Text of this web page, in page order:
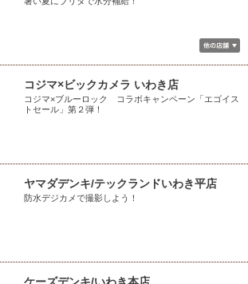
コジマ×ビックカメラ いわき店
コジマ×ブルーロック コラボキャンペーン「エゴイス
トセール」第２弾！
ヤマダデンキ/テックランドいわき平店
防水デジカメで撮影しよう！